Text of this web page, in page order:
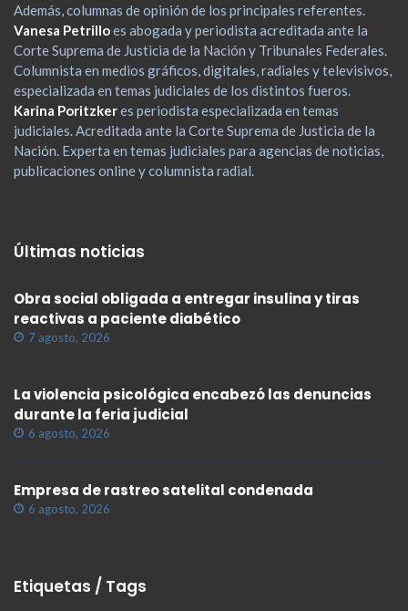
Además, columnas de opinión de los principales referentes.
Vanesa Petrilloes abogada y periodista acreditada ante la
Corte Suprema de Justicia de la Nación y Tribunales Federales.
Columnista en medios gráficos, digitales, radiales y televisivos,
especializada en temas judiciales de los distintos fueros.
Karina Poritzkeres periodista especializada en temas
judiciales. Acreditada ante la Corte Suprema de Justicia de la
Nación. Experta en temas judiciales para agencias de noticias,
publicaciones online y columnista radial.
Últimas noticias
Obra social obligada a entregar insulina y tiras
reactivas a paciente diabético
7 agosto, 2026
La violencia psicológica encabezó las denuncias
durante la feria judicial
6 agosto, 2026
Empresa de rastreo satelital condenada
6 agosto, 2026
Etiquetas / Tags